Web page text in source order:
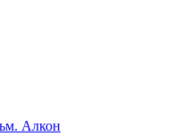
Алкон